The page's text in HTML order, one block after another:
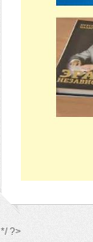
*/ ?>